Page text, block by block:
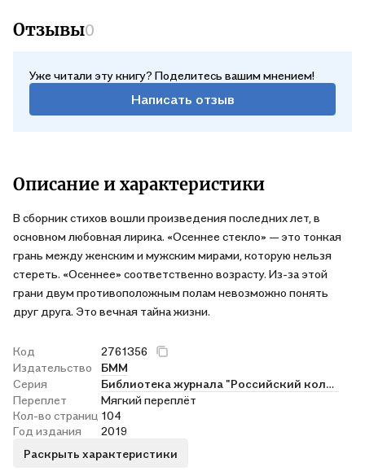
Отзывы0
Уже читали эту книгу? Поделитесь вашим мнением!
Написать отзыв
Описание и характеристики
В сборник стихов вошли произведения последних лет, в
основном любовная лирика. «Осеннее стекло» — это тонкая
грань между женским и мужским мирами, которую нельзя
стереть. «Осеннее» соответственно возрасту. Из-за этой
грани двум противоположным полам невозможно понять
друг друга. Это вечная тайна жизни.
Код
2761356
Издательство
БММ
Серия
Библиотека журнала "Российский колокол"
Переплет
Мягкий переплёт
Кол-во страниц 104
Год издания
2019
Раскрыть характеристики